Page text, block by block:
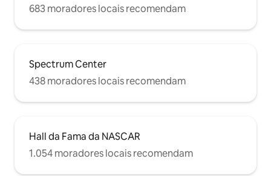
683 moradores locais recomendam
Spectrum Center
438 moradores locais recomendam
Hall da Fama da NASCAR
1.054 moradores locais recomendam